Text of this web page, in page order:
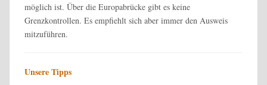
möglich ist. Über die Europabrücke gibt es keine
Grenzkontrollen. Es empfiehlt sich aber immer den Ausweis
mitzuführen.
Unsere Tipps